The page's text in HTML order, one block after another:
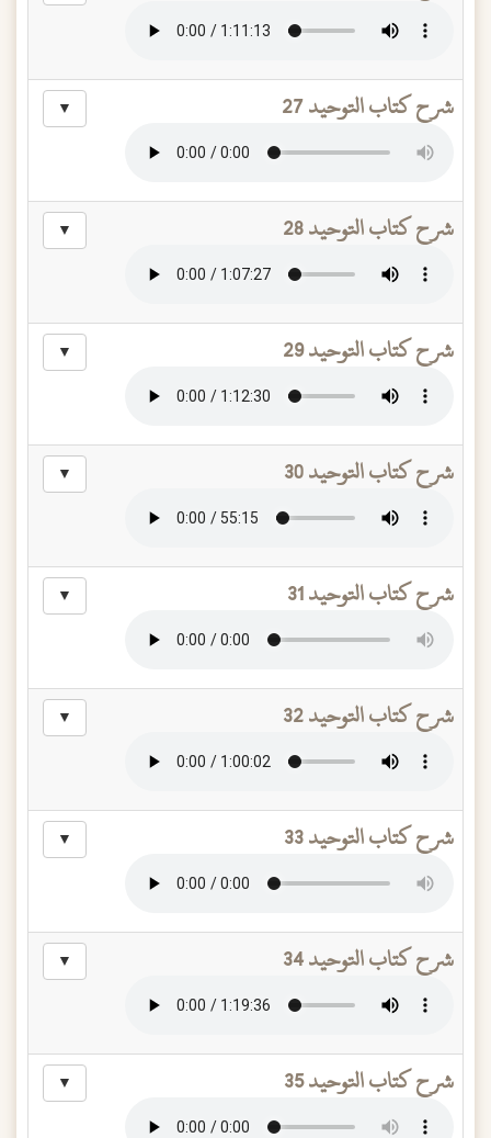
شرح كتاب التوحيد 27 ▼
شرح كتاب التوحيد 28 ▼
شرح كتاب التوحيد 29 ▼
شرح كتاب التوحيد 30 ▼
شرح كتاب التوحيد 31 ▼
شرح كتاب التوحيد 32 ▼
شرح كتاب التوحيد 33 ▼
شرح كتاب التوحيد 34 ▼
شرح كتاب التوحيد 35 ▼